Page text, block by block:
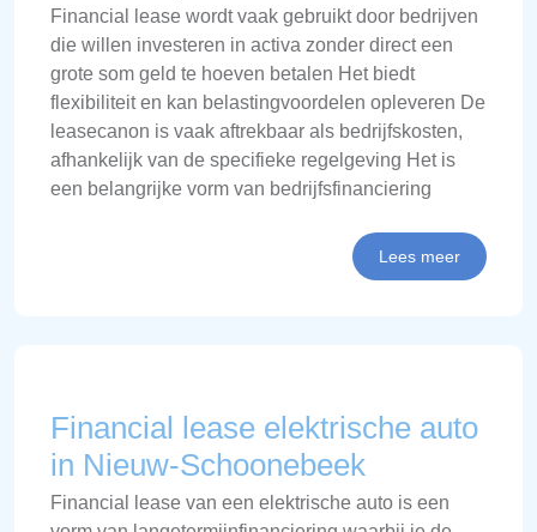
Financial lease wordt vaak gebruikt door bedrijven
die willen investeren in activa zonder direct een
grote som geld te hoeven betalen Het biedt
flexibiliteit en kan belastingvoordelen opleveren De
leasecanon is vaak aftrekbaar als bedrijfskosten,
afhankelijk van de specifieke regelgeving Het is
een belangrijke vorm van bedrijfsfinanciering
Lees meer
Financial lease elektrische auto
in Nieuw-Schoonebeek
Financial lease van een elektrische auto is een